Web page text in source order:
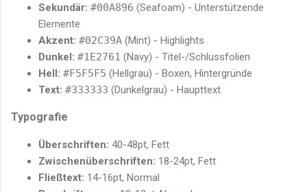
Sekundär: #00A896 (Seafoam) - Unterstützende
Elemente
Akzent: #02C39A (Mint) - Highlights
Dunkel: #1E2761 (Navy) - Titel-/Schlussfolien
Hell: #F5F5F5 (Hellgrau) - Boxen, Hintergründe
Text: #333333 (Dunkelgrau) - Haupttext
Typografie
Überschriften: 40-48pt, Fett
Zwischenüberschriften: 18-24pt, Fett
Fließtext: 14-16pt, Normal